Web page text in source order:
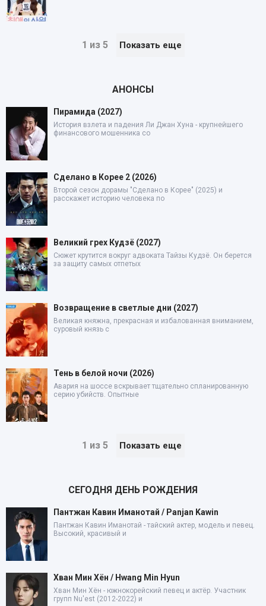
1 из 5 Показать еще
АНОНСЫ
Пирамида (2027)
История взлета и падения Ли Джан Хуна - крупнейшего
финансового мошенника со
Сделано в Корее 2 (2026)
Второй сезон дорамы "Сделано в Корее" (2025) и
расскажет историю человека по
Великий грех Кудзё (2027)
Сюжет крутится вокруг адвоката Тайзы Кудзё. Он берется
за защиту самых отпетых
Возвращение в светлые дни (2027)
Великая княжна, прекрасная и избалованная вниманием,
суровый князь с
Тень в белой ночи (2026)
Авария на шоссе вскрывает тщательно спланированную
серию убийств. Опытные
1 из 5 Показать еще
СЕГОДНЯ ДЕНЬ РОЖДЕНИЯ
Пантжан Кавин Иманотай / Panjan Kawin
Пантжан Кавин Иманотай - тайский актер, модель и певец.
Высокий, красивый и
Хван Мин Хён / Hwang Min Hyun
Хван Мин Хён - южнокорейский певец и актёр. Участник
групп Nu'est (2012-2022) и